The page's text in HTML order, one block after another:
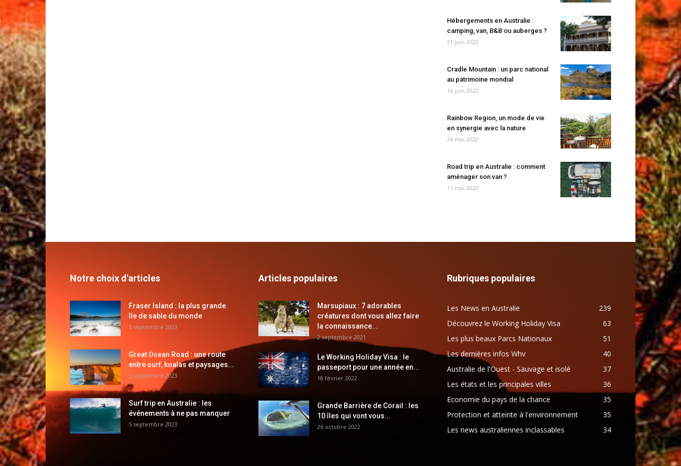
Hébergements en Australie :
camping, van, B&B ou auberges ?
21 juin 2022
Cradle Mountain : un parc national
au patrimoine mondial
16 juin 2022
Rainbow Region, un mode de vie
en synergie avec la nature
24 mai 2022
Road trip en Australie : comment
aménager son van ?
17 mai 2022
Notre choix d'articles
Fraser Island : la plus grande
île de sable du monde
5 septembre 2023
Great Ocean Road : une route
entre surf, koalas et paysages...
5 septembre 2023
Surf trip en Australie : les
événements à ne pas manquer
5 septembre 2023
Articles populaires
Marsupiaux : 7 adorables
créatures dont vous allez faire
la connaissance...
2 septembre 2021
Le Working Holiday Visa : le
passeport pour une année en...
18 février 2022
Grande Barrière de Corail : les
10 îles qui vont vous...
26 octobre 2022
Rubriques populaires
Les News en Australie
239
Découvrez le Working Holiday Visa
63
Les plus beaux Parcs Nationaux
51
Les dernières infos Whv
40
Australie de l'Ouest - Sauvage et isolé
37
Les états et les principales villes
36
Economie du pays de la chance
35
Protection et atteinte à l'environnement
35
Les news australiennes inclassables
34